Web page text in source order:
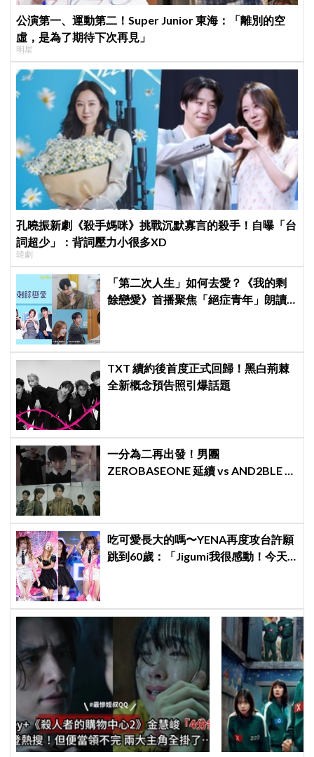
公演第一、運動第二！Super Junior 東海：「離別的空
虛，是為了期待下次再見」
明星
孔曉振新劇《殺手媽咪》挑戰沉默寡言的殺手！自曝「台
詞超少」：背詞壓力小很多XD
韓劇
「第二次人生」如何去愛？《我的剩
餘戀愛》首播聚焦「絕症青年」朗讀
TXT 續約後首度正式回歸！黑白荊棘
全新概念預告照引爆話題
一分為二再出發！男團
ZEROBASEONE 延續 vs AND2BLE 重
吃可愛長大的嗎〜YENA再度攻台許願
跳到60歲：「Jigumi我很感動！今天